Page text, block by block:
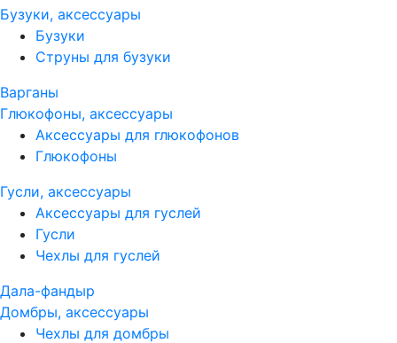
Бузуки, аксессуары
Бузуки
Струны для бузуки
Варганы
Глюкофоны, аксессуары
Аксессуары для глюкофонов
Глюкофоны
Гусли, аксессуары
Аксессуары для гуслей
Гусли
Чехлы для гуслей
Дала-фандыр
Домбры, аксессуары
Чехлы для домбры